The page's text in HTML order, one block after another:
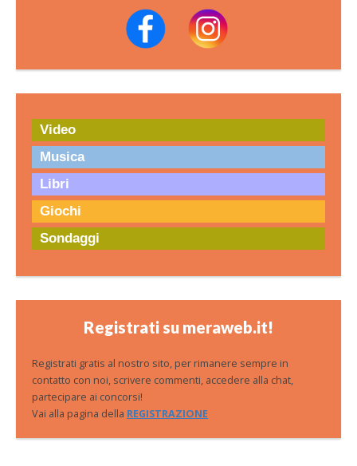
Video
Musica
Libri
Giochi
Sondaggi
Registrati su meraweb.it!
Registrati gratis al nostro sito, per rimanere sempre in
contatto con noi, scrivere commenti, accedere alla chat,
partecipare ai concorsi!
Vai alla pagina della REGISTRAZIONE